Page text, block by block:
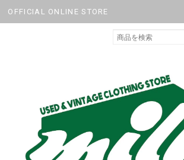
OFFICIAL ONLINE STORE